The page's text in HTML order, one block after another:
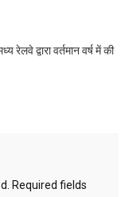
द्वारा वर्तमान वर्ष में की
Required fields